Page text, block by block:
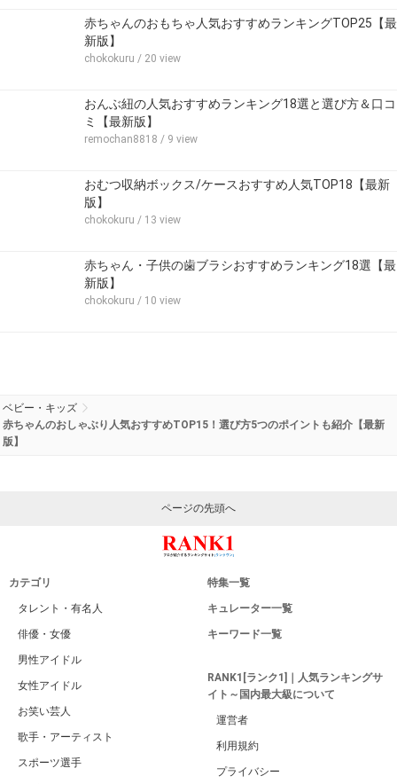
赤ちゃんのおもちゃ人気おすすめランキングTOP25【最
新版】
chokokuru / 20 view
おんぶ紐の人気おすすめランキング18選と選び方＆口コ
ミ【最新版】
remochan8818 / 9 view
おむつ収納ボックス/ケースおすすめ人気TOP18【最新
版】
chokokuru / 13 view
赤ちゃん・子供の歯ブラシおすすめランキング18選【最
新版】
chokokuru / 10 view
ベビー・キッズ
赤ちゃんのおしゃぶり人気おすすめTOP15！選び方5つのポイントも紹介【最新
版】
ページの先頭へ
カテゴリ
タレント・有名人
俳優・女優
男性アイドル
女性アイドル
お笑い芸人
歌手・アーティスト
スポーツ選手
特集一覧
キュレーター一覧
キーワード一覧
RANK1[ランク1]｜人気ランキングサ
イト～国内最大級について
運営者
利用規約
プライバシー